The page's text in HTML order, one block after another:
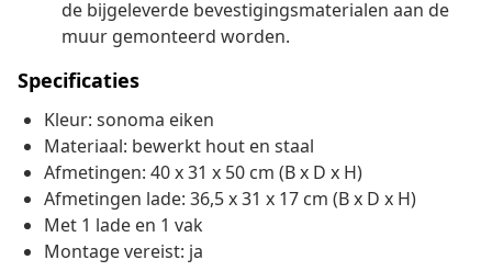
de bijgeleverde bevestigingsmaterialen aan de
muur gemonteerd worden.
Specificaties
Kleur: sonoma eiken
Materiaal: bewerkt hout en staal
Afmetingen: 40 x 31 x 50 cm (B x D x H)
Afmetingen lade: 36,5 x 31 x 17 cm (B x D x H)
Met 1 lade en 1 vak
Montage vereist: ja